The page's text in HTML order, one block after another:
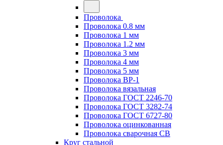
Проволока
Проволока 0.8 мм
Проволока 1 мм
Проволока 1.2 мм
Проволока 3 мм
Проволока 4 мм
Проволока 5 мм
Проволока ВР-1
Проволока вязальная
Проволока ГОСТ 2246-70
Проволока ГОСТ 3282-74
Проволока ГОСТ 6727-80
Проволока оцинкованная
Проволока сварочная СВ
Круг стальной